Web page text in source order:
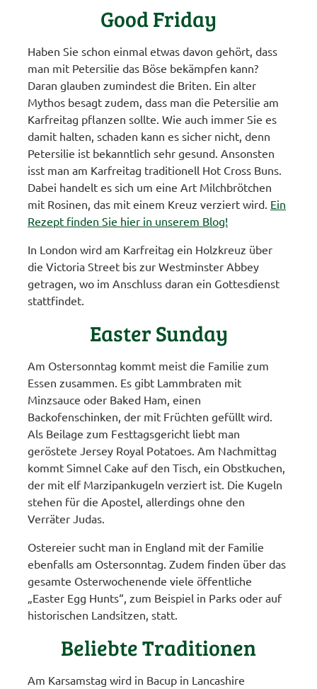
Good Friday
Haben Sie schon einmal etwas davon gehört, dass
man mit Petersilie das Böse bekämpfen kann?
Daran glauben zumindest die Briten. Ein alter
Mythos besagt zudem, dass man die Petersilie am
Karfreitag pflanzen sollte. Wie auch immer Sie es
damit halten, schaden kann es sicher nicht, denn
Petersilie ist bekanntlich sehr gesund. Ansonsten
isst man am Karfreitag traditionell Hot Cross Buns.
Dabei handelt es sich um eine Art Milchbrötchen
mit Rosinen, das mit einem Kreuz verziert wird. Ein
Rezept finden Sie hier in unserem Blog!
In London wird am Karfreitag ein Holzkreuz über
die Victoria Street bis zur Westminster Abbey
getragen, wo im Anschluss daran ein Gottesdienst
stattfindet.
Easter Sunday
Am Ostersonntag kommt meist die Familie zum
Essen zusammen. Es gibt Lammbraten mit
Minzsauce oder Baked Ham, einen
Backofenschinken, der mit Früchten gefüllt wird.
Als Beilage zum Festtagsgericht liebt man
geröstete Jersey Royal Potatoes. Am Nachmittag
kommt Simnel Cake auf den Tisch, ein Obstkuchen,
der mit elf Marzipankugeln verziert ist. Die Kugeln
stehen für die Apostel, allerdings ohne den
Verräter Judas.
Ostereier sucht man in England mit der Familie
ebenfalls am Ostersonntag. Zudem finden über das
gesamte Osterwochenende viele öffentliche
„Easter Egg Hunts“, zum Beispiel in Parks oder auf
historischen Landsitzen, statt.
Beliebte Traditionen
Am Karsamstag wird in Bacup in Lancashire